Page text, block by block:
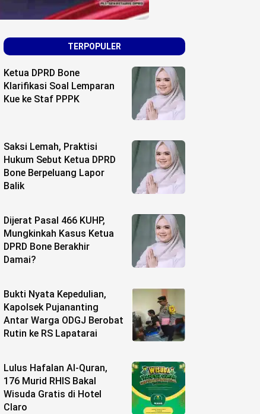
TERPOPULER
Ketua DPRD Bone
Klarifikasi Soal Lemparan
Kue ke Staf PPPK
Saksi Lemah, Praktisi
Hukum Sebut Ketua DPRD
Bone Berpeluang Lapor
Balik
Dijerat Pasal 466 KUHP,
Mungkinkah Kasus Ketua
DPRD Bone Berakhir
Damai?
Bukti Nyata Kepedulian,
Kapolsek Pujananting
Antar Warga ODGJ Berobat
Rutin ke RS Lapatarai
Lulus Hafalan Al-Quran,
176 Murid RHIS Bakal
Wisuda Gratis di Hotel
Claro